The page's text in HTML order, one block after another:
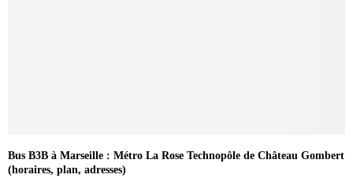
Bus B3B à Marseille : Métro La Rose Technopôle de Château Gombert
(horaires, plan, adresses)